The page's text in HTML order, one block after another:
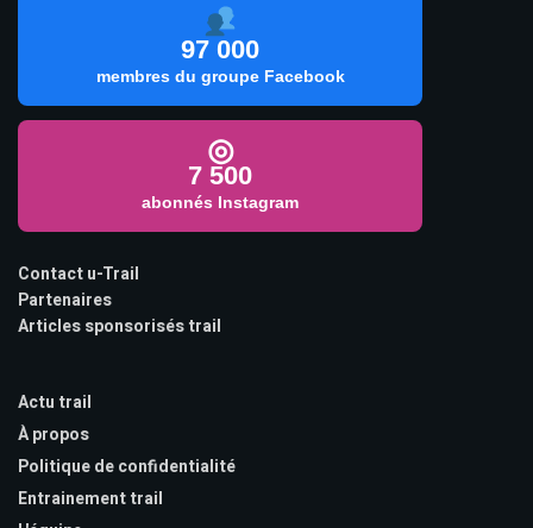
97 000
membres du groupe Facebook
◎
7 500
abonnés Instagram
Contact u-Trail
Partenaires
Articles sponsorisés trail
Actu trail
À propos
Politique de confidentialité
Entrainement trail